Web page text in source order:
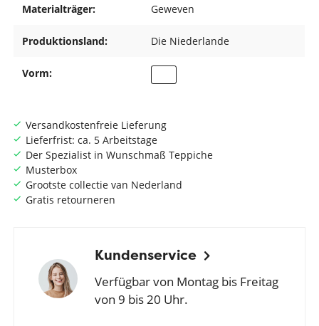
Versandkostenfreie Lieferung
Lieferfrist: ca. 5 Arbeitstage
Der Spezialist in Wunschmaß Teppiche
Musterbox
Grootste collectie van Nederland
Gratis retourneren
Kundenservice
Verfügbar von Montag bis Freitag
von 9 bis 20 Uhr.
Materialträger: Geweven
Produktionsland: Die Niederlande
Vorm: